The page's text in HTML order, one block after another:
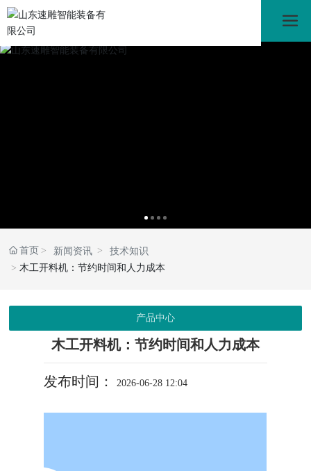
首页 新闻资讯
技术知识
木工开料机：节约时间和人力成本
产品中心
木工开料机：节约时间和人力成本
发布时间： 2026-06-28 12:04